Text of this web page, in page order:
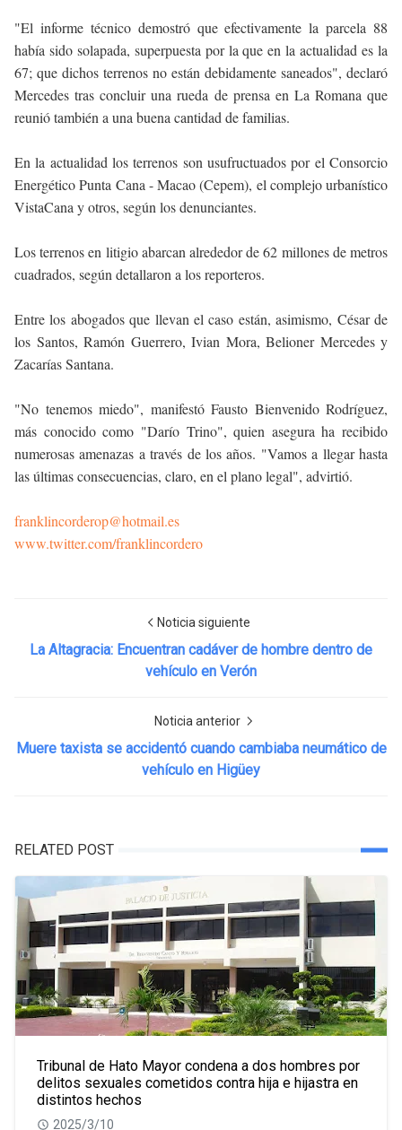
"El informe técnico demostró que efectivamente la parcela 88
había sido solapada, superpuesta por la que en la actualidad es la
67; que dichos terrenos no están debidamente saneados", declaró
Mercedes tras concluir una rueda de prensa en La Romana que
reunió también a una buena cantidad de familias.
En la actualidad los terrenos son usufructuados por el Consorcio
Energético Punta Cana - Macao (Cepem), el complejo urbanístico
VistaCana y otros, según los denunciantes.
Los terrenos en litigio abarcan alrededor de 62 millones de metros
cuadrados, según detallaron a los reporteros.
Entre los abogados que llevan el caso están, asimismo, César de
los Santos, Ramón Guerrero, Ivian Mora, Belioner Mercedes y
Zacarías Santana.
"No tenemos miedo", manifestó Fausto Bienvenido Rodríguez,
más conocido como "Darío Trino", quien asegura ha recibido
numerosas amenazas a través de los años. "Vamos a llegar hasta
las últimas consecuencias, claro, en el plano legal", advirtió.
franklincorderop@hotmail.es
www.twitter.com/franklincordero
Noticia siguiente
La Altagracia: Encuentran cadáver de hombre dentro de
vehículo en Verón
Noticia anterior
Muere taxista se accidentó cuando cambiaba neumático de
vehículo en Higüey
RELATED POST
Tribunal de Hato Mayor condena a dos hombres por
delitos sexuales cometidos contra hija e hijastra en
distintos hechos
2025/3/10